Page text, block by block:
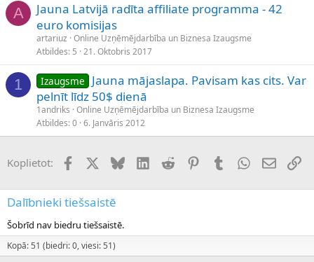
A
Jauna Latvijā radīta affiliate programma - 42
euro komisijas
artariuz Online Uzņēmējdarbība un Biznesa Izaugsme
Atbildes 5 21. Oktobris 2017
1 Izaugsme
Jauna mājaslapa. Pavisam kas cits. Var
pelnīt līdz 50$ dienā
1andriks Online Uzņēmējdarbība un Biznesa Izaugsme
Atbildes 0 6. Janvāris 2012
Koplietot: FacebookX (Twitter)
BlueskyLinkedInReddit PinterestTumblrWhatsApp
E-pasts
Dalībnieki tiešsaistē
Šobrīd nav biedru tiešsaistē.
Kopā: 51 (biedri: 0, viesi: 51)